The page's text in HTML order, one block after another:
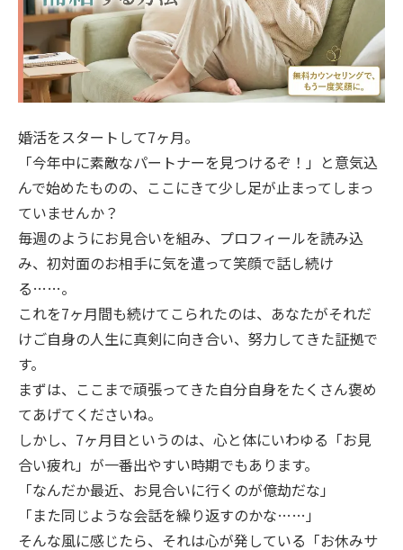
婚活をスタートして7ヶ月。
「今年中に素敵なパートナーを見つけるぞ！」と意気込
んで始めたものの、ここにきて少し足が止まってしまっ
ていませんか？
毎週のようにお見合いを組み、プロフィールを読み込
み、初対面のお相手に気を遣って笑顔で話し続け
る……。
これを7ヶ月間も続けてこられたのは、あなたがそれだ
けご自身の人生に真剣に向き合い、努力してきた証拠で
す。
まずは、ここまで頑張ってきた自分自身をたくさん褒め
てあげてくださいね。
しかし、7ヶ月目というのは、心と体にいわゆる「お見
合い疲れ」が一番出やすい時期でもあります。
「なんだか最近、お見合いに行くのが億劫だな」
「また同じような会話を繰り返すのかな……」
そんな風に感じたら、それは心が発している「お休みサ